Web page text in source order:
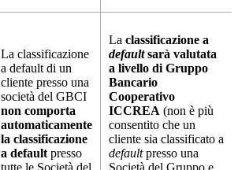
La classificazione
a default di un
cliente presso una
società del GBCI
non comporta
automaticamente
la classificazione
a default presso
tutte le Società del
La classificazione a
defaultsarà valutata
a livello di Gruppo
Bancario
Cooperativo
ICCREA (non è più
consentito che un
cliente sia classificato a
defaultpresso una
Società del Gruppo e